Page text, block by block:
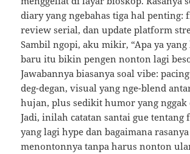
diary yang ngebahas tiga hal penting:
review serial, dan update platform
Sambil ngopi, aku mikir, “Apa ya
baru itu bikin pengen nonton lagi
Jawabannya biasanya soal vibe:
deg-degan, visual yang nge-blend
hujan, plus sedikit humor yang nggak
Jadi, inilah catatan santai gue
yang lagi hype dan bagaimana rasanya
menontonnya tanpa harus nonton